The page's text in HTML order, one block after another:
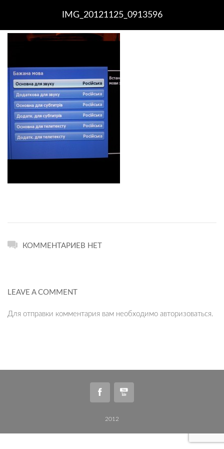
IMG_20121125_0913596
КОММЕНТАРИЕВ НЕТ
LEAVE A COMMENT
Для отправки комментария вам необходимо авторизоваться.
2012